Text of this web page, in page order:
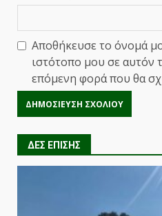
Αποθήκευσε το όνομά
ιστότοπο μου σε αυτόν
επόμενη φορά που θα
ΔΕΣ ΕΠΙΣΗΣ